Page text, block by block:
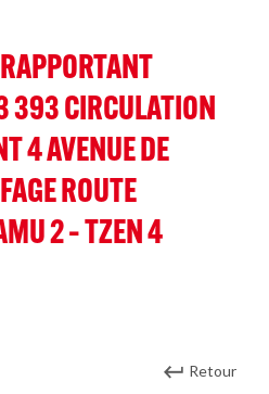
393 CIRCULATION
4 AVENUE DE
ROUTE
2 – TZEN 4
Retour